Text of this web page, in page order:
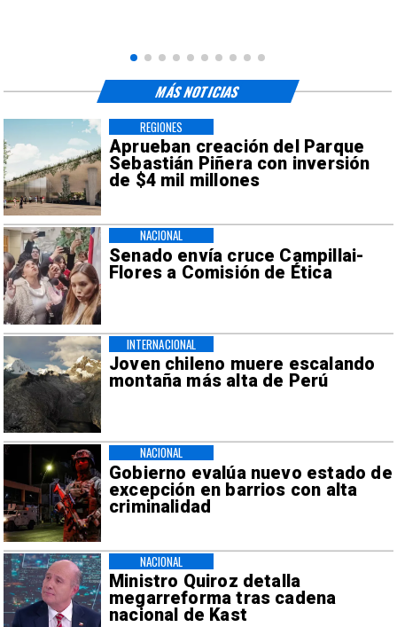
Aprueban creación del Parque
Sebastián Piñera con inversión
de $4 mil millones
REGIONES
Senado envía cruce Campillai-
Flores a Comisión de Ética
NACIONAL
Joven chileno muere escalando
montaña más alta de Perú
INTERNACIONAL
Gobierno evalúa nuevo estado de
excepción en barrios con alta
criminalidad
NACIONAL
Ministro Quiroz detalla
megarreforma tras cadena
nacional de Kast
NACIONAL
MÁS NOTICIAS